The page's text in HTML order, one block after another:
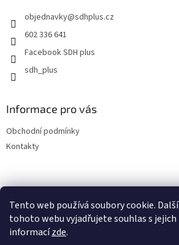
Tento web používá soubory cookie.
tohoto webu vyjadřujete souhlas s jejich
informacízde.
objednavky@sdhplus.cz
602 336 641
Facebook SDH plus
sdh_plus
Informace pro vás
Obchodní podmínky
Kontakty